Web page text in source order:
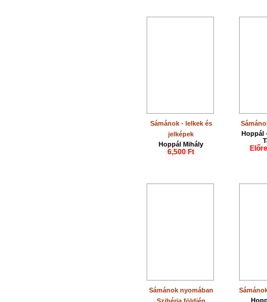
Sámánok - lelkek és
jelképek
Hoppál Mihály
6,500 Ft
Hoppál
Sámánok nyomában